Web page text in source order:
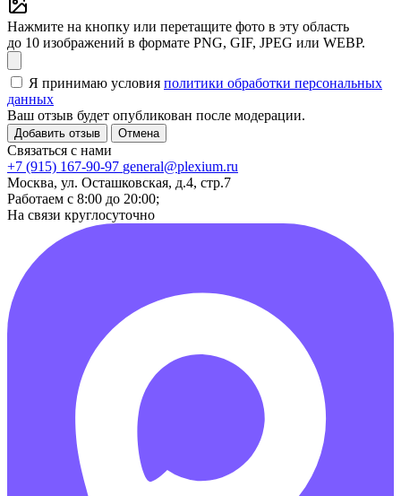
Нажмите на кнопку или перетащите фото в эту область
до 10 изображений в формате PNG, GIF, JPEG или WEBP.
Я принимаю условия политики обработки персональных
данных
Ваш отзыв будет опубликован после модерации.
Добавить отзыв Отмена
Связаться с нами
+7 (915) 167-90-97 general@plexium.ru
Москва, ул. Осташковская, д.4, стр.7
Работаем с 8:00 до 20:00;
На связи круглосуточно